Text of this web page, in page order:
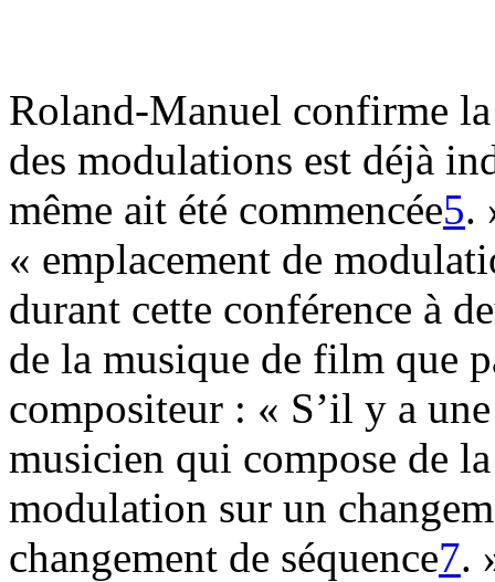
Roland-Manuel confirme
des modulations est déjà
même ait été commencée5.
« emplacement de
durant cette conférence à
de la musique de film que
compositeur : « S’il y a
musicien qui compose de
modulation sur un
changement de séquence7.